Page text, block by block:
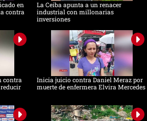
en
contra
La Ceiba apunta a un renacer
industrial con millonarias
inversiones
contra
Inicia juicio contra Daniel Meraz por
muerte de enfermera Elvira Mercedes